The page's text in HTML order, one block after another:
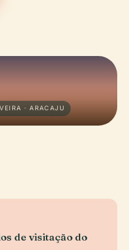
· ARACAJU
de visitação do